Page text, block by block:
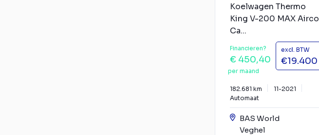
Koelwagen Thermo
King V-200 MAX Airco
Ca...
Financieren?
€ 450,40
per maand
excl. BTW
€19.400
182.681 km
11-2021
Automaat
BAS World
Veghel